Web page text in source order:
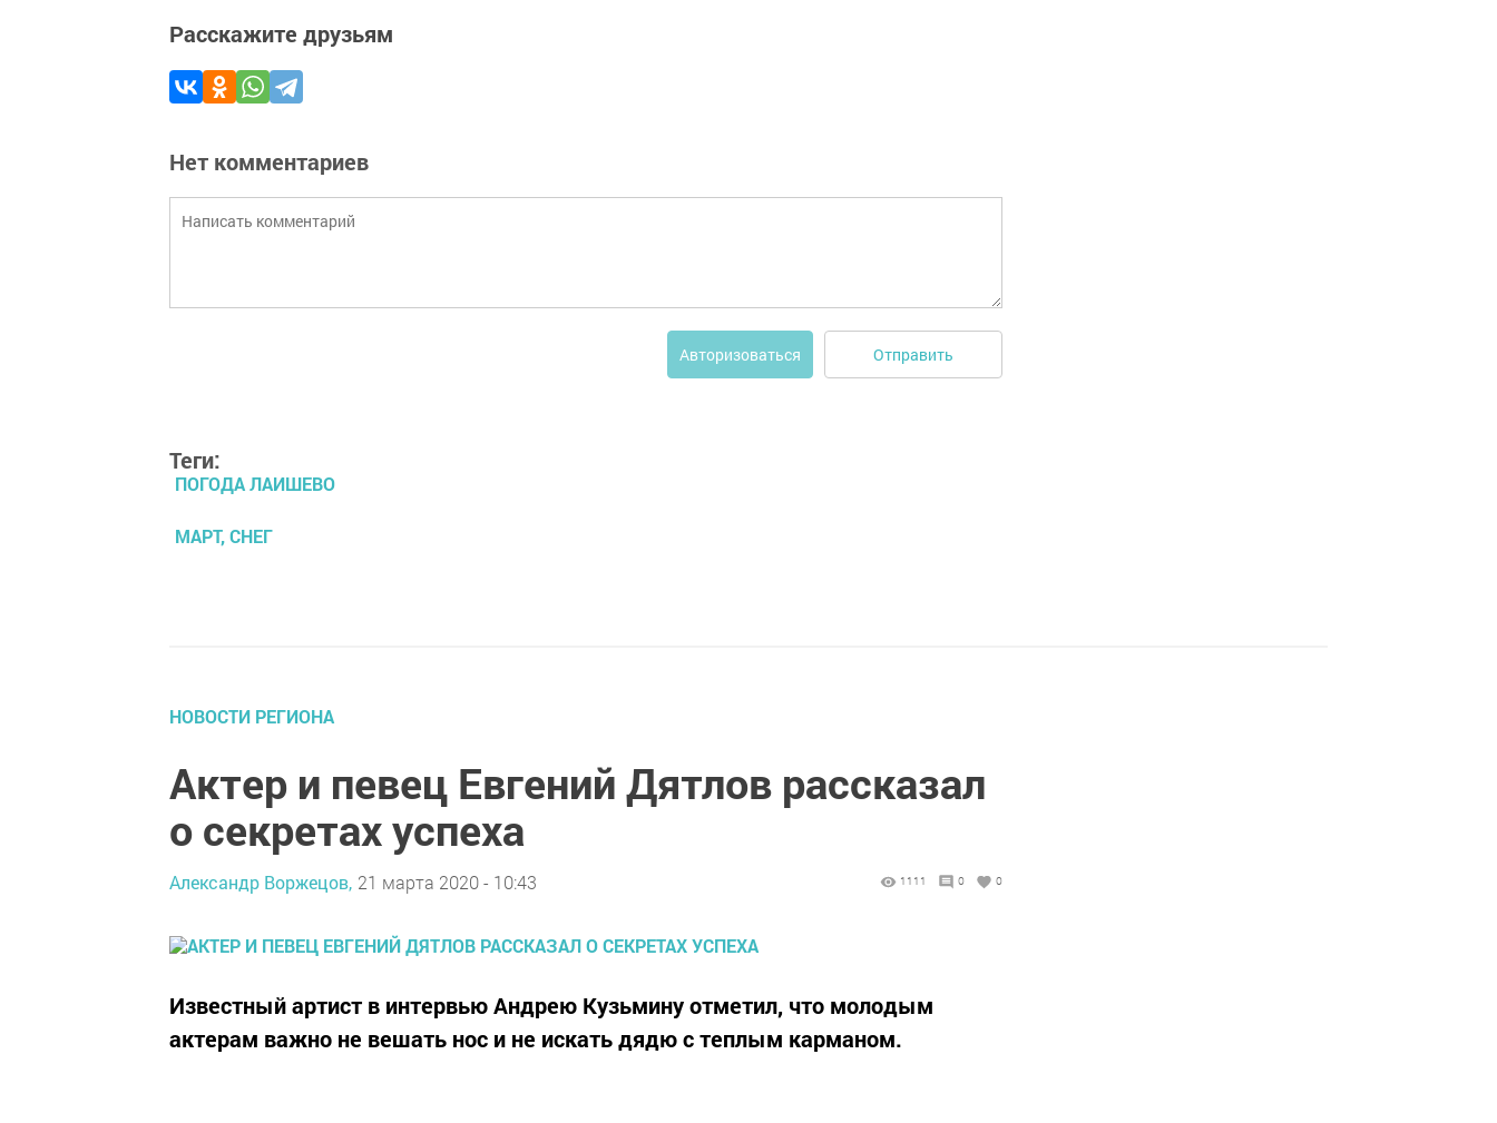
Расскажите друзьям
Нет комментариев
Авторизоваться Отправить
Теги:
ПОГОДА ЛАИШЕВО
МАРТ, СНЕГ
НОВОСТИ РЕГИОНА
Актер и певец Евгений Дятлов рассказал
о секретах успеха
Александр Воржецов, 21 марта 2020 - 10:43 1111 0 0
Известный артист в интервью Андрею Кузьмину отметил, что молодым
актерам важно не вешать нос и не искать дядю с теплым карманом.